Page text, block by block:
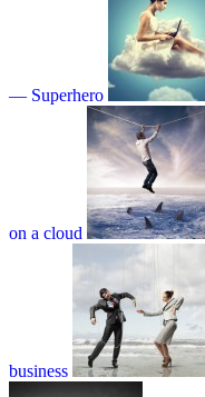
— Superhero
on a cloud
business